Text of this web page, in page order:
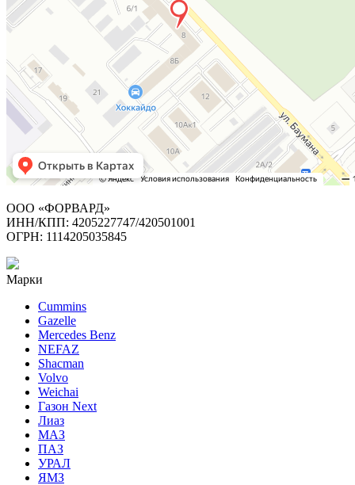
ООО «ФОРВАРД»
ИНН/КПП: 4205227747/420501001
ОГРН: 1114205035845
Марки
Cummins
Gazelle
Mercedes Benz
NEFAZ
Shacman
Volvo
Weichai
Газон Next
Лиаз
МАЗ
ПАЗ
УРАЛ
ЯМЗ